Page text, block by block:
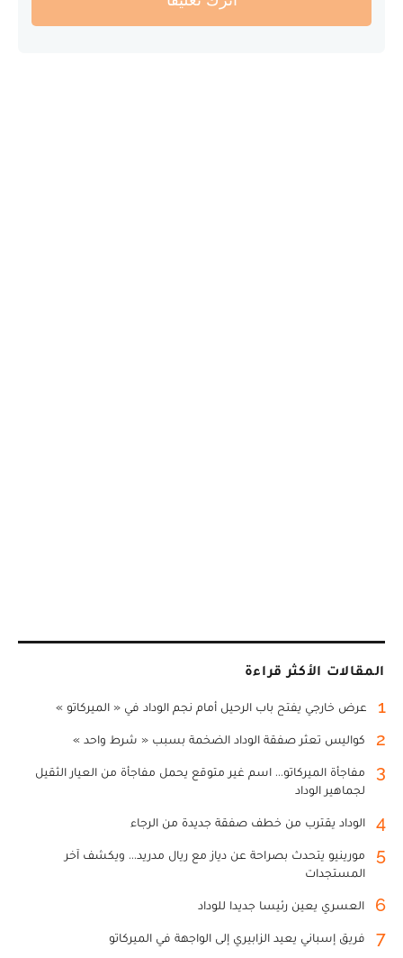
المقالات الأكثر قراءة
1 عرض خارجي يفتح باب الرحيل أمام نجم الوداد في « الميركاتو »
2 كواليس تعثر صفقة الوداد الضخمة بسبب « شرط واحد »
3
مفاجأة الميركاتو... اسم غير متوقع يحمل مفاجأة من العيار الثقيل
لجماهير الوداد
4 الوداد يقترب من خطف صفقة جديدة من الرجاء
5
مورينيو يتحدث بصراحة عن دياز مع ريال مدريد... ويكشف آخر
المستجدات
6 العسري يعين رئيسا جديدا للوداد
7 فريق إسباني يعيد الزابيري إلى الواجهة في الميركاتو